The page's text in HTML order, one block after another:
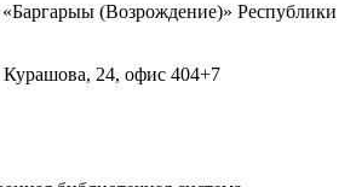
(Возрождение)» Республики
Курашова, 24, офис 404+7